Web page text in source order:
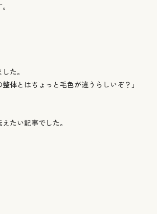
た。
体とはちょっと毛色が違うらしいぞ？」
たい記事でした。